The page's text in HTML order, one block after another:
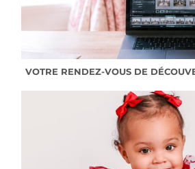
VOTRE RENDEZ-VOUS DE